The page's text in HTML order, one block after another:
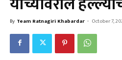
By Team Ratnagiri Khabardar - October 7,